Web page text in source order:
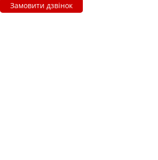
Замовити дзвінок